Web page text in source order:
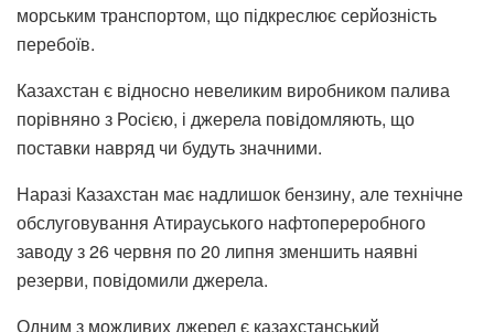
морським транспортом, що підкреслює серйозність
перебоїв.
Казахстан є відносно невеликим виробником палива
порівняно з Росією, і джерела повідомляють, що
поставки навряд чи будуть значними.
Наразі Казахстан має надлишок бензину, але технічне
обслуговування Атирауського нафтопереробного
заводу з 26 червня по 20 липня зменшить наявні
резерви, повідомили джерела.
Одним з можливих джерел є казахстанський